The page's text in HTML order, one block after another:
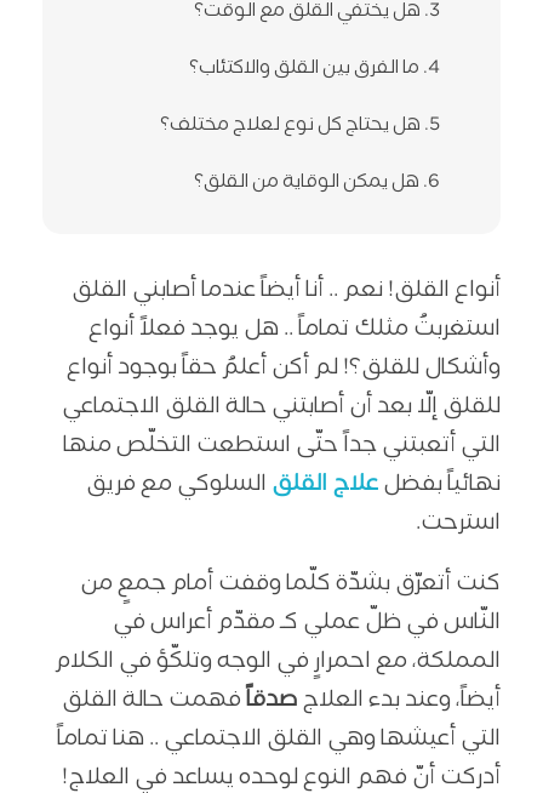
3. هل يختفي القلق مع الوقت؟
4. ما الفرق بين القلق والاكتئاب؟
5. هل يحتاج كل نوع لعلاج مختلف؟
6. هل يمكن الوقاية من القلق؟
أنواع القلق! نعم .. أنا أيضاً عندما أصابني القلق
استغربتُ مثلك تماماً .. هل يوجد فعلاً أنواع
وأشكال للقلق؟! لم أكن أعلمُ حقاً بوجود أنواع
للقلق إلّا بعد أن أصابتني حالة القلق الاجتماعي
التي أتعبتني جداً حتّى استطعت التخلّص منها
نهائياً بفضل علاج القلق
السلوكي مع فريق
استرحت.
كنت أتعرّق بشدّة كلّما وقفت أمام جمعٍ من
النّاس في ظلّ عملي كـ مقدّم أعراس في
المملكة، مع احمرارٍ في الوجه وتلكّؤ في الكلام
أيضاً، وعند بدء العلاج صدقاً فهمت حالة القلق
التي أعيشها وهي القلق الاجتماعي .. هنا تماماً
أدركت أنّ فهم النوع لوحده يساعد في العلاج!